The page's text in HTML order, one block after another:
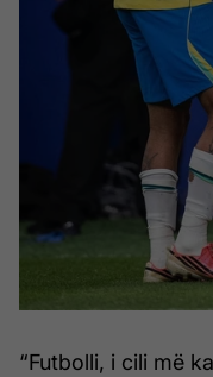
“Futbolli, i cili më